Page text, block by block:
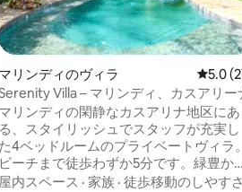
、5つ星中5.0つ星の平均評価
マリンディのヴィラ レビュ
5.0
Villa – マリンディ、カスアリー
マリンディの閑静なカスアリナ地区にあ
る、スタイリッシュでスタッフが充実し
た4ベッドルームのプライベートヴィラ。
ビーチまで徒歩わずか5分です。緑豊かな
トロピカルガーデン、専用プール、屋外
屋内スペース · 家族 · 徒歩移動のしやすさ